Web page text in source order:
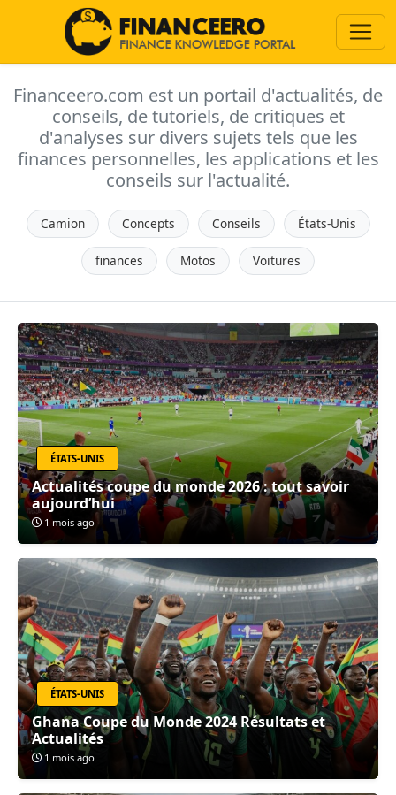
Financeero.com est un portail d'actualités, de
conseils, de tutoriels, de critiques et
d'analyses sur divers sujets tels que les
finances personnelles, les applications et les
conseils sur l'actualité.
Camion Concepts Conseils États-Unis
finances Motos Voitures
ÉTATS-UNIS
Actualités coupe du monde 2026 : tout savoir
aujourd’hui
1 mois ago
ÉTATS-UNIS
Ghana Coupe du Monde 2024 Résultats et
Actualités
1 mois ago